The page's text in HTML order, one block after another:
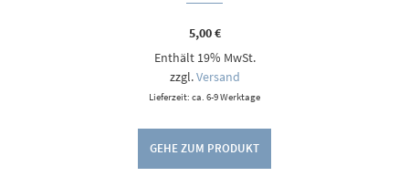
5,00€
Enthält 19% MwSt.
zzgl.Versand
Lieferzeit: ca. 6-9 Werktage
GEHE ZUM PRODUKT